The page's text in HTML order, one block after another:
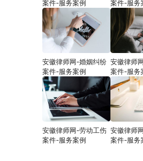
案件-服务案例
案件-服务
安徽律师网-婚姻纠纷
案件-服务案例
安徽律师
案件-服务
安徽律师网-劳动工伤
案件-服务案例
安徽律师
案件-服务